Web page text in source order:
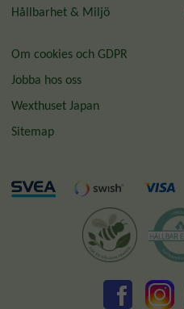
Guldkannan Towa
Hållbarhet & Miljö
Om cookies och GDPR
Jobba hos oss
Wexthuset Japan
Sitemap